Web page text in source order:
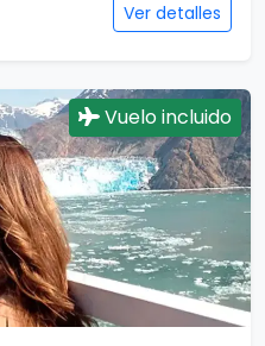
Ver detalles
Vuelo incluido